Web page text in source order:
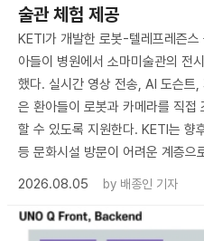
술관 체험 제공
KETI가 개발한 로봇-텔레프레즌
아들이 병원에서 소마미술관의 전
했다. 실시간 영상 전송, AI 도슨트
은 환아들이 로봇과 카메라를 직접
할 수 있도록 지원한다. KETI는 향
등 문화시설 방문이 어려운 계층으
2026.08.05
by 배종인 기자